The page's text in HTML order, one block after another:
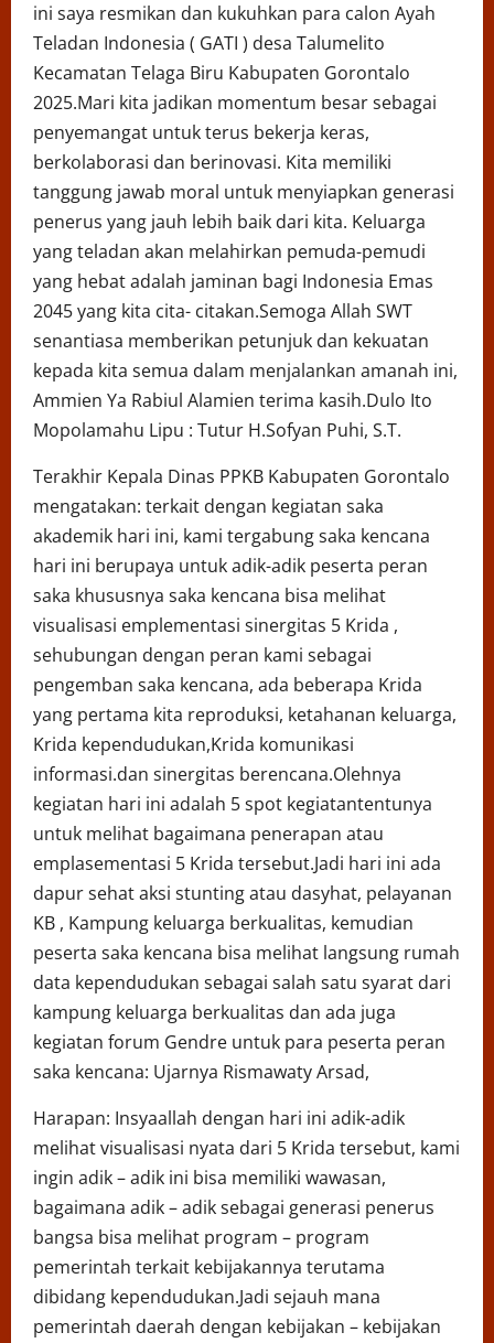
ini saya resmikan dan kukuhkan para calon Ayah
Teladan Indonesia ( GATI ) desa Talumelito
Kecamatan Telaga Biru Kabupaten Gorontalo
2025.Mari kita jadikan momentum besar sebagai
penyemangat untuk terus bekerja keras,
berkolaborasi dan berinovasi. Kita memiliki
tanggung jawab moral untuk menyiapkan generasi
penerus yang jauh lebih baik dari kita. Keluarga
yang teladan akan melahirkan pemuda-pemudi
yang hebat adalah jaminan bagi Indonesia Emas
2045 yang kita cita- citakan.Semoga Allah SWT
senantiasa memberikan petunjuk dan kekuatan
kepada kita semua dalam menjalankan amanah ini,
Ammien Ya Rabiul Alamien terima kasih.Dulo Ito
Mopolamahu Lipu : Tutur H.Sofyan Puhi, S.T.
Terakhir Kepala Dinas PPKB Kabupaten Gorontalo
mengatakan: terkait dengan kegiatan saka
akademik hari ini, kami tergabung saka kencana
hari ini berupaya untuk adik-adik peserta peran
saka khususnya saka kencana bisa melihat
visualisasi emplementasi sinergitas 5 Krida ,
sehubungan dengan peran kami sebagai
pengemban saka kencana, ada beberapa Krida
yang pertama kita reproduksi, ketahanan keluarga,
Krida kependudukan,Krida komunikasi
informasi.dan sinergitas berencana.Olehnya
kegiatan hari ini adalah 5 spot kegiatantentunya
untuk melihat bagaimana penerapan atau
emplasementasi 5 Krida tersebut.Jadi hari ini ada
dapur sehat aksi stunting atau dasyhat, pelayanan
KB , Kampung keluarga berkualitas, kemudian
peserta saka kencana bisa melihat langsung rumah
data kependudukan sebagai salah satu syarat dari
kampung keluarga berkualitas dan ada juga
kegiatan forum Gendre untuk para peserta peran
saka kencana: Ujarnya Rismawaty Arsad,
Harapan: Insyaallah dengan hari ini adik-adik
melihat visualisasi nyata dari 5 Krida tersebut, kami
ingin adik – adik ini bisa memiliki wawasan,
bagaimana adik – adik sebagai generasi penerus
bangsa bisa melihat program – program
pemerintah terkait kebijakannya terutama
dibidang kependudukan.Jadi sejauh mana
pemerintah daerah dengan kebijakan – kebijakan